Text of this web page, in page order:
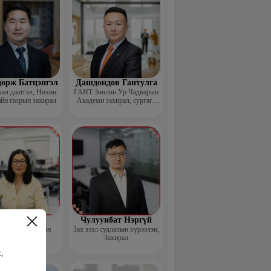
Батцэнгэл
даатгал, Нөхөн
газрын захирал
Дашдондов Гантулга
ГАНТ Зөөлөн Ур Чадварын
Академи захирал, сургагч
Баясгалан
Үүсгэн
Чулуунбат Нэргүй
Зах зээл судлалын хүрээлэн,
Захирал